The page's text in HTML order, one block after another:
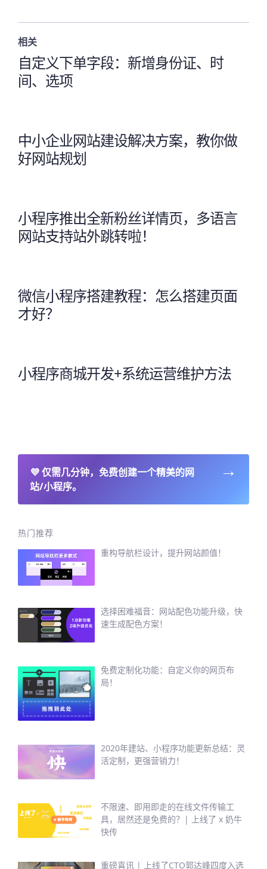
相关
自定义下单字段：新增身份证、时
间、选项
中小企业网站建设解决方案，教你做
好网站规划
小程序推出全新粉丝详情页，多语言
网站支持站外跳转啦！
微信小程序搭建教程：怎么搭建页面
才好？
小程序商城开发+系统运营维护方法
💜仅需几分钟，免费创建一个精美的网
站/小程序。
→
热门推荐
重构导航栏设计，提升网站颜值！
选择困难福音：网站配色功能升级，快
速生成配色方案！
免费定制化功能：自定义你的网页布
局！
2020年建站、小程序功能更新总结：灵
活定制，更强营销力！
不限速、即用即走的在线文件传输工
具，居然还是免费的？| 上线了 x 奶牛
快传
重磅喜讯 | 上线了CTO郭达峰四度入选